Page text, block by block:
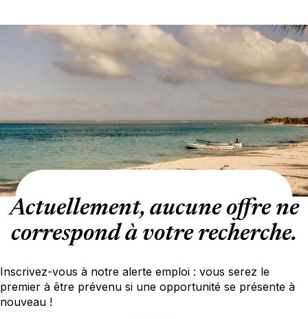
Actuellement, aucune offre ne
correspond à votre recherche.
Inscrivez-vous à notre alerte emploi : vous serez le
premier à être prévenu si une opportunité se présente à
nouveau !